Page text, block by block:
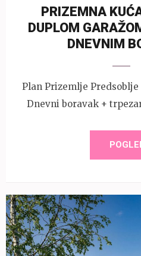
PRIZEMNA
DUPLOM
DNEVNIM
Plan Prizemlje Predsoblje
Dnevni boravak +